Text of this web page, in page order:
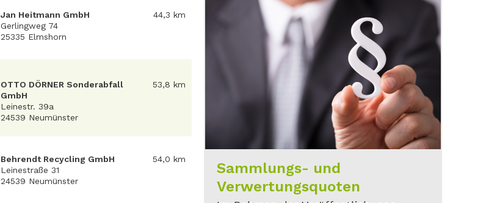
Jan Heitmann GmbH
Gerlingweg 74
25335 Elmshorn
44,3 km
OTTO DÖRNER Sonderabfall
GmbH
Leinestr. 39a
24539 Neumünster
53,8 km
Behrendt Recycling GmbH
Leinestraße 31
24539 Neumünster
54,0 km
Sammlungs- und
Verwertungsquoten